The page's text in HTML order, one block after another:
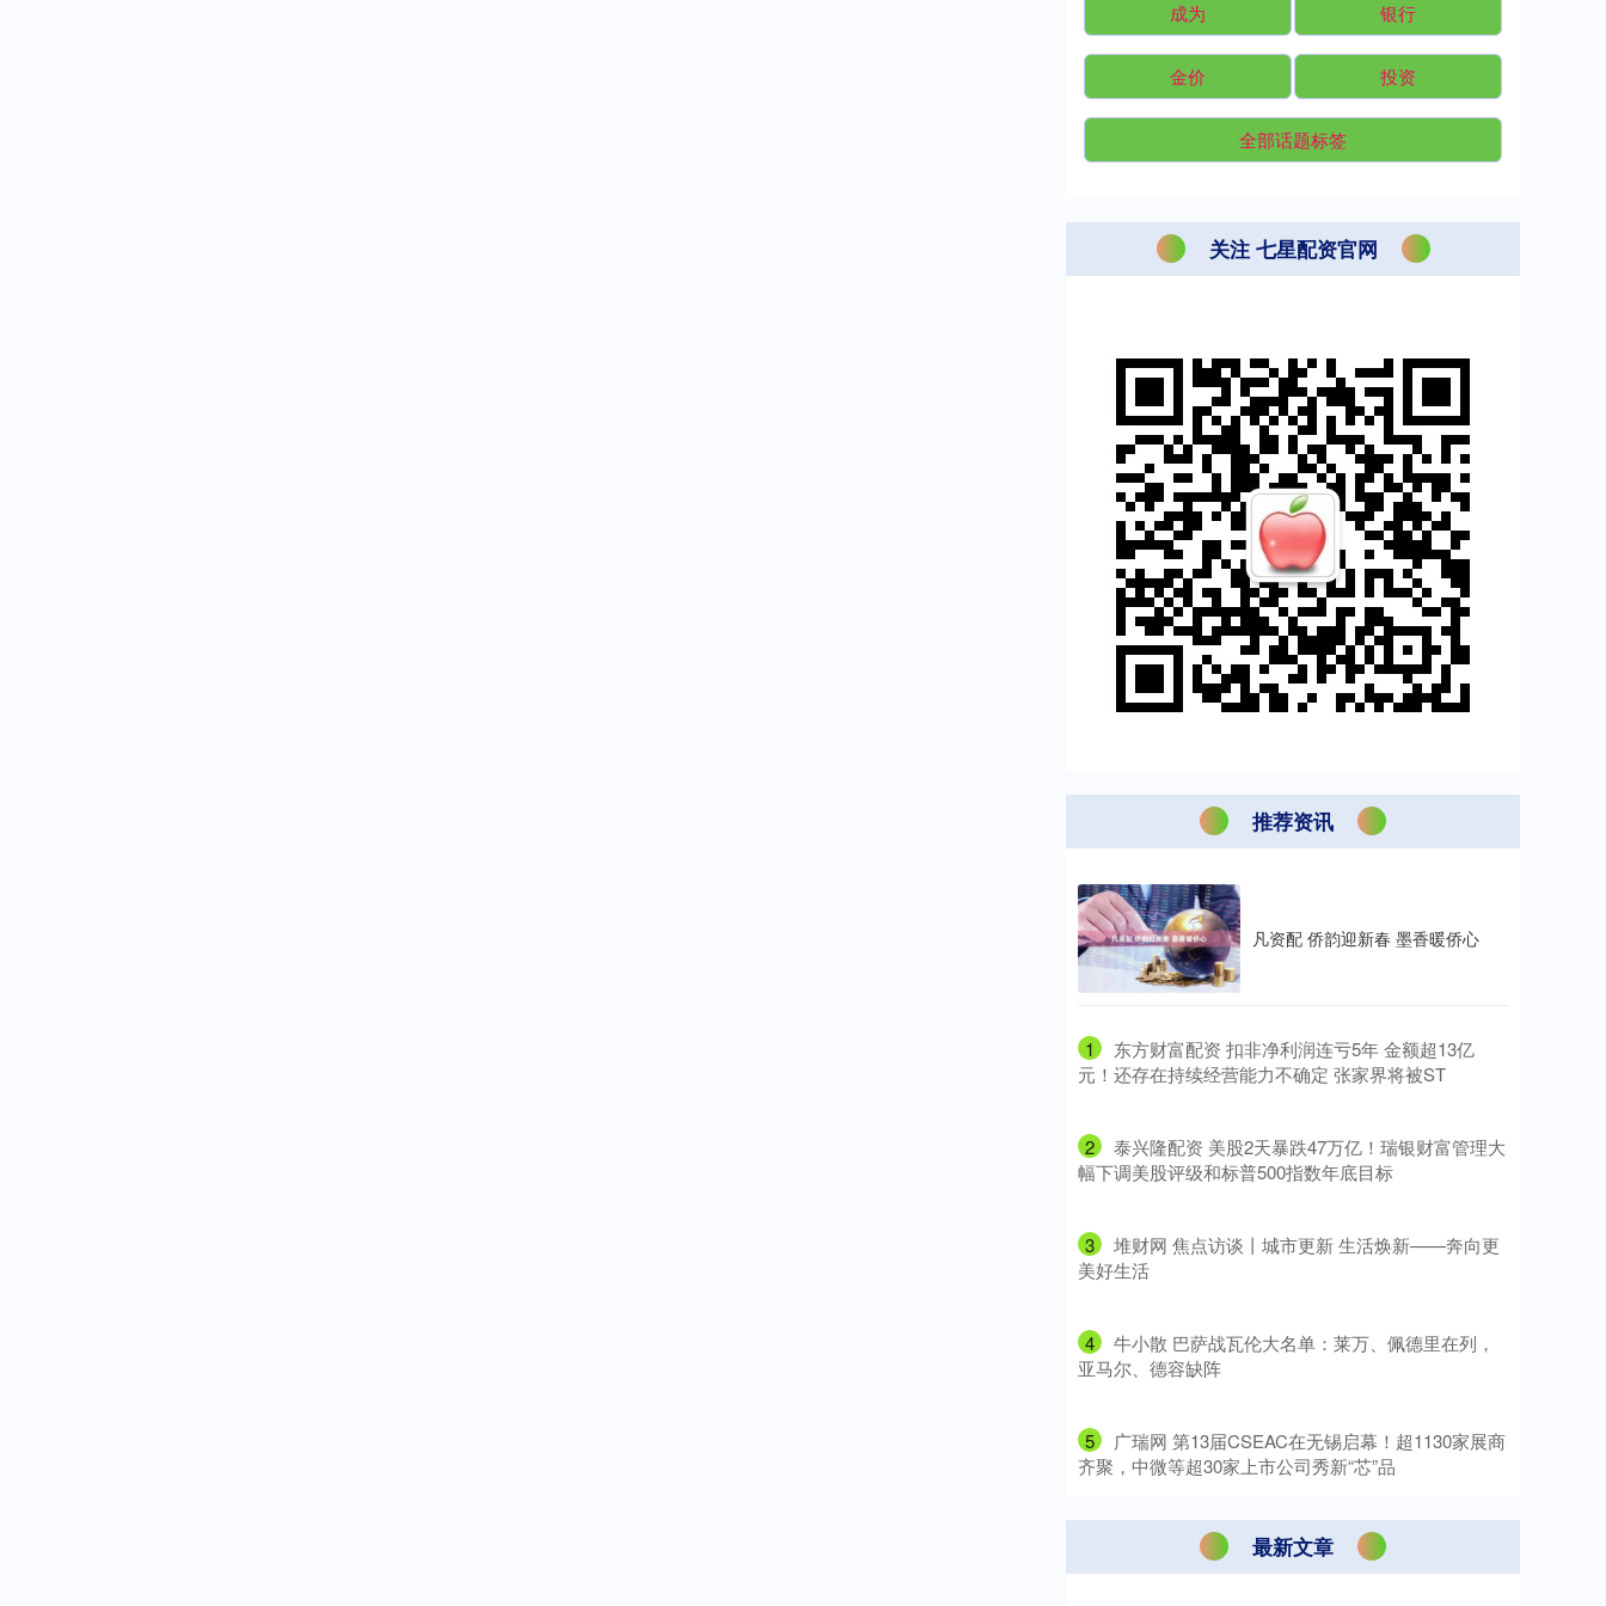
成为 银行
金价 投资
全部话题标签
关注 七星配资官网
推荐资讯
凡资配 侨韵迎新春 墨香暖侨心
1
​东方财富配资 扣非净利润连亏5年 金额超13亿
元！还存在持续经营能力不确定 张家界将被ST
2
​泰兴隆配资 美股2天暴跌47万亿！瑞银财富管理大
幅下调美股评级和标普500指数年底目标
3
​堆财网 焦点访谈丨城市更新 生活焕新——奔向更
美好生活
4
​牛小散 巴萨战瓦伦大名单：莱万、佩德里在列，
亚马尔、德容缺阵
5
​广瑞网 第13届CSEAC在无锡启幕！超1130家展商
齐聚，中微等超30家上市公司秀新“芯”品
最新文章